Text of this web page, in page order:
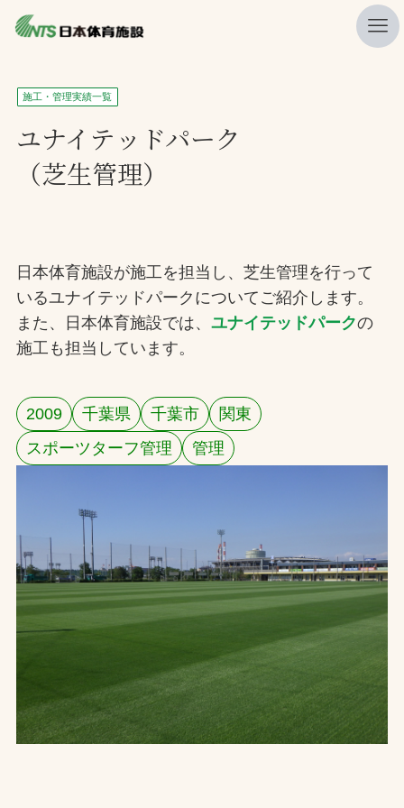
私たちの強み
ニュース
プレスリリース
施工・管理実績一覧
会社概要
採用情報
お問合せ
プライバシーポリシー
ソーシャルメディアポリシー
文字の見えづらさや操作にお困りの方へ
施工・管理実績一覧
ユナイテッドパーク
（芝生管理）
日本体育施設が施工を担当し、芝生管理を行って
いるユナイテッドパークについてご紹介します。
また、日本体育施設では、 ユナイテッドパークの
施工も担当しています。
2009 千葉県 千葉市
関東
スポーツターフ管理
管理